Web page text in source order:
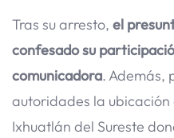
Tras su arresto, el
confesado su
comunicadora. Además,
autoridades la
Ixhuatlán del Sureste